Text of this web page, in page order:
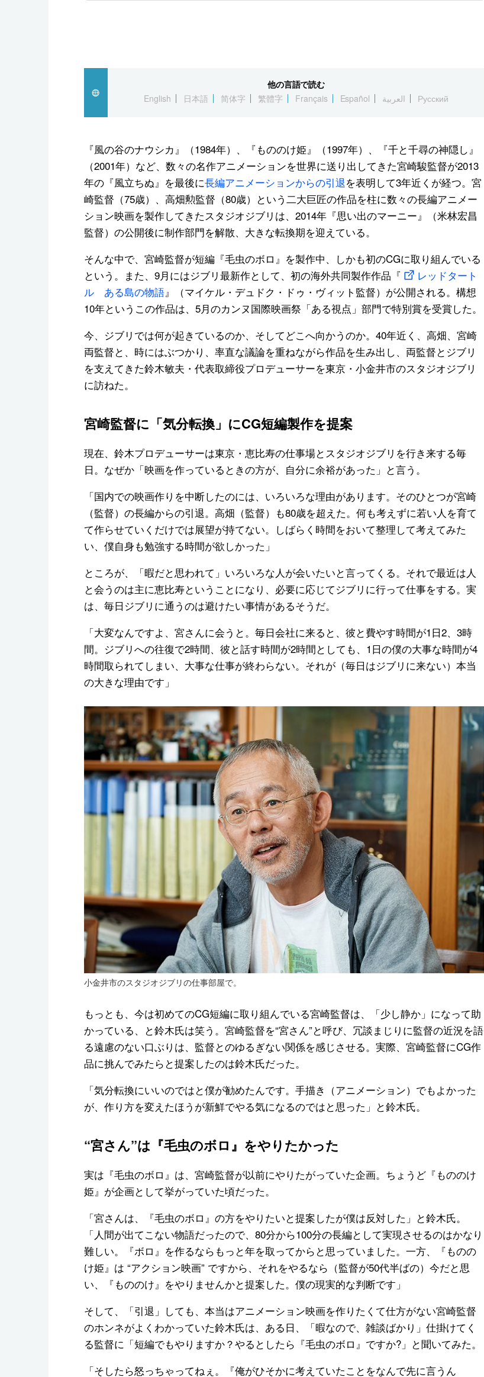
他の言語で読む
English
日本語 简体字 繁體字 Français Español العربية Русский
『風の谷のナウシカ』（1984年）、『もののけ姫』（1997年）、『千と千尋の神隠し』
（2001年）など、数々の名作アニメーションを世界に送り出してきた宮崎駿監督が2013
年の『風立ちぬ』を最後に長編アニメーションからの引退を表明して3年近くが経つ。宮
崎監督（75歳）、高畑勲監督（80歳）という二大巨匠の作品を柱に数々の長編アニメー
ション映画を製作してきたスタジオジブリは、2014年『思い出のマーニー』（米林宏昌
監督）の公開後に制作部門を解散、大きな転換期を迎えている。
そんな中で、宮崎監督が短編『毛虫のボロ』を製作中、しかも初のCGに取り組んでいる
という。また、9月にはジブリ最新作として、初の海外共同製作作品『
レッドタート
ル ある島の物語』（マイケル・デュドク・ドゥ・ヴィット監督）が公開される。構想
10年というこの作品は、5月のカンヌ国際映画祭「ある視点」部門で特別賞を受賞した。
今、ジブリでは何が起きているのか、そしてどこへ向かうのか。40年近く、高畑、宮崎
両監督と、時にはぶつかり、率直な議論を重ねながら作品を生み出し、両監督とジブリ
を支えてきた鈴木敏夫・代表取締役プロデューサーを東京・小金井市のスタジオジブリ
に訪ねた。
宮崎監督に「気分転換」にCG短編製作を提案
現在、鈴木プロデューサーは東京・恵比寿の仕事場とスタジオジブリを行き来する毎
日。なぜか「映画を作っているときの方が、自分に余裕があった」と言う。
「国内での映画作りを中断したのには、いろいろな理由があります。そのひとつが宮崎
（監督）の長編からの引退。高畑（監督）も80歳を超えた。何も考えずに若い人を育て
て作らせていくだけでは展望が持てない。しばらく時間をおいて整理して考えてみた
い、僕自身も勉強する時間が欲しかった」
ところが、「暇だと思われて」いろいろな人が会いたいと言ってくる。それで最近は人
と会うのは主に恵比寿ということになり、必要に応じてジブリに行って仕事をする。実
は、毎日ジブリに通うのは避けたい事情があるそうだ。
「大変なんですよ、宮さんに会うと。毎日会社に来ると、彼と費やす時間が1日2、3時
間。ジブリへの往復で2時間、彼と話す時間が2時間としても、1日の僕の大事な時間が4
時間取られてしまい、大事な仕事が終わらない。それが（毎日はジブリに来ない）本当
の大きな理由です」
小金井市のスタジオジブリの仕事部屋で。
もっとも、今は初めてのCG短編に取り組んでいる宮崎監督は、「少し静か」になって助
かっている、と鈴木氏は笑う。宮崎監督を“宮さん”と呼び、冗談まじりに監督の近況を語
る遠慮のない口ぶりは、監督とのゆるぎない関係を感じさせる。実際、宮崎監督にCG作
品に挑んでみたらと提案したのは鈴木氏だった。
「気分転換にいいのではと僕が勧めたんです。手描き（アニメーション）でもよかった
が、作り方を変えたほうが新鮮でやる気になるのではと思った」と鈴木氏。
“宮さん”は『毛虫のボロ』をやりたかった
実は『毛虫のボロ』は、宮崎監督が以前にやりたがっていた企画。ちょうど『もののけ
姫』が企画として挙がっていた頃だった。
「宮さんは、『毛虫のボロ』の方をやりたいと提案したが僕は反対した」と鈴木氏。
「人間が出てこない物語だったので、80分から100分の長編として実現させるのはかなり
難しい。『ボロ』を作るならもっと年を取ってからと思っていました。一方、『ものの
け姫』は “アクション映画” ですから、それをやるなら（監督が50代半ばの）今だと思
い、『もののけ』をやりませんかと提案した。僕の現実的な判断です」
そして、「引退」しても、本当はアニメーション映画を作りたくて仕方がない宮崎監督
のホンネがよくわかっていた鈴木氏は、ある日、「暇なので、雑談ばかり」仕掛けてく
る監督に「短編でもやりますか？やるとしたら『毛虫のボロ』ですか?」と聞いてみた。
「そしたら怒っちゃってねぇ。『俺がひそかに考えていたことをなんで先に言うん